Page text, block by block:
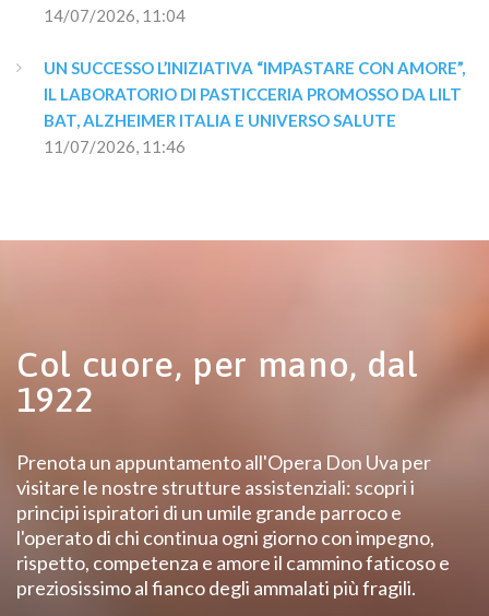
14/07/2026, 11:04
UN SUCCESSO L’INIZIATIVA “IMPASTARE CON AMORE”,
IL LABORATORIO DI PASTICCERIA PROMOSSO DA LILT
BAT, ALZHEIMER ITALIA E UNIVERSO SALUTE
11/07/2026, 11:46
Col cuore, per mano, dal
1922
Prenota un appuntamento all'Opera Don Uva per
visitare le nostre strutture assistenziali: scopri i
principi ispiratori di un umile grande parroco e
l'operato di chi continua ogni giorno con impegno,
rispetto, competenza e amore il cammino faticoso e
preziosissimo al fianco degli ammalati più fragili.